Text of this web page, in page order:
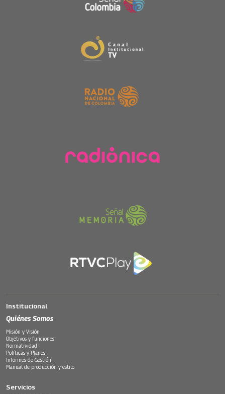
Institucional
Quiénes Somos
Misión y Visión
Objetivos y funciones
Normatividad
Políticas y Planes
Informes de Gestión
Manual de producción y estilo
Servicios